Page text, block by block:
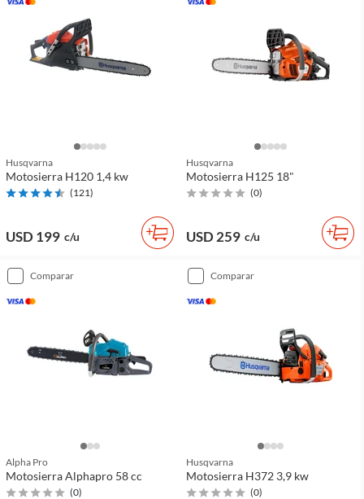
Husqvarna
Motosierra H120 1,4 kw
(121)
USD 199 c/u
Husqvarna
Motosierra H125 18"
(0)
USD 259 c/u
comparar
Alpha Pro
Motosierra Alphapro 58 cc
(0)
comparar
Husqvarna
Motosierra H372 3,9 kw
(0)